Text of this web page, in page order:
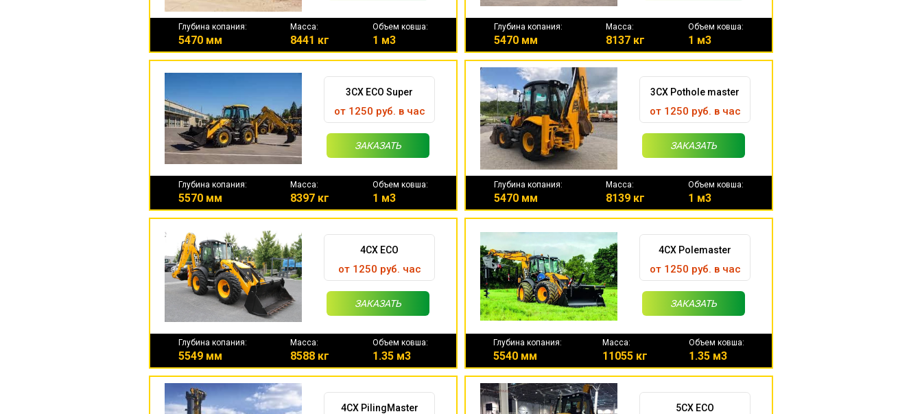
Глубина копания:
5470 мм
Масса:
8441 кг
Объем ковша:
1 м3
Глубина копания:
5470 мм
Масса:
8137 кг
Объем ковша:
1 м3
3CX ECO Super
от 1250 руб. в час
ЗАКАЗАТЬ
Глубина копания:
5570 мм
Масса:
8397 кг
Объем ковша:
1 м3
3CX Pothole master
от 1250 руб. в час
ЗАКАЗАТЬ
Глубина копания:
5470 мм
Масса:
8139 кг
Объем ковша:
1 м3
4CX ECO
от 1250 руб. час
ЗАКАЗАТЬ
Глубина копания:
5549 мм
Масса:
8588 кг
Объем ковша:
1.35 м3
4CX Polemaster
от 1250 руб. в час
ЗАКАЗАТЬ
Глубина копания:
5540 мм
Масса:
11055 кг
Объем ковша:
1.35 м3
4CX PilingMaster 5CX ECO